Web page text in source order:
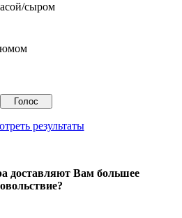
сыром
результаты
доставляют Вам большее